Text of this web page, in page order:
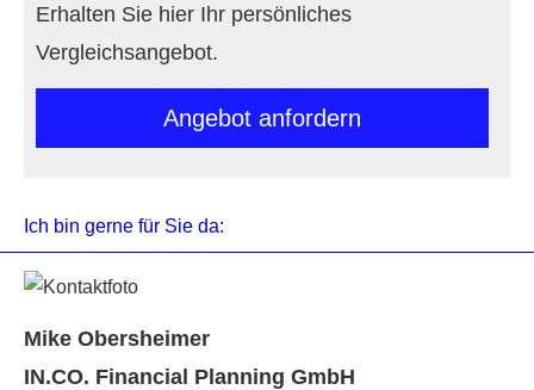
Erhalten Sie hier Ihr persönliches
Vergleichsangebot.
An­ge­bot an­for­dern
Ich bin gerne für Sie da:
Mike Obersheimer
IN.CO. Financial Planning GmbH